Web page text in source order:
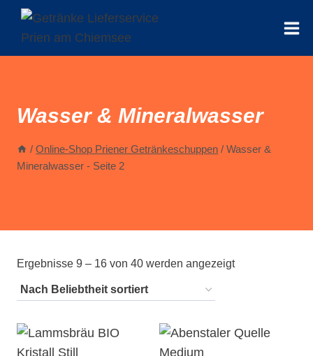
Zum
Wasser & Mineralwasser
/ Online-Shop Priener Getränkeschuppen / Wasser &
Mineralwasser - Seite 2
Ergebnisse 9 – 16 von 40 werden angezeigtNach